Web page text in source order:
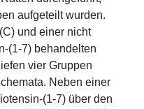
aufgeteilt wurden.
und einer nicht
(1-7) behandelten
vier Gruppen
Neben einer
(1-7) über den